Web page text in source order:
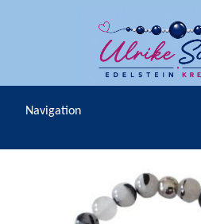
Navigation